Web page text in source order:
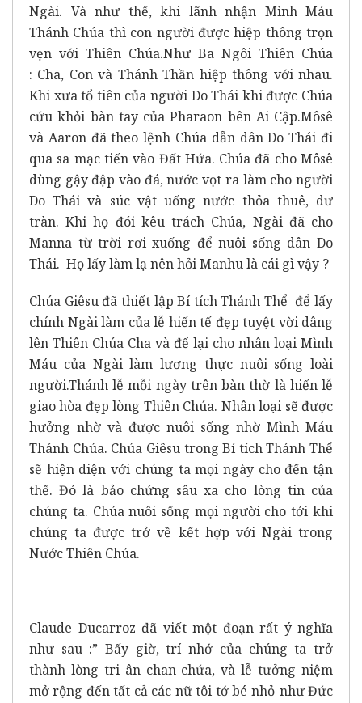
Ngài. Và như thế, khi lãnh nhận Mình Máu
Thánh Chúa thì con người được hiệp thông trọn
vẹn với Thiên Chúa.Như Ba Ngôi Thiên Chúa
: Cha, Con và Thánh Thần hiệp thông với nhau.
Khi xưa tổ tiên của người Do Thái khi được Chúa
cứu khỏi bàn tay của Pharaon bên Ai Cập.Môsê
và Aaron đã theo lệnh Chúa dẫn dân Do Thái đi
qua sa mạc tiến vào Đất Hứa. Chúa đã cho Môsê
dùng gậy đập vào đá, nước vọt ra làm cho người
Do Thái và súc vật uống nước thỏa thuê, dư
tràn. Khi họ đói kêu trách Chúa, Ngài đã cho
Manna từ trời rơi xuống để nuôi sống dân Do
Thái. Họ lấy làm lạ nên hỏi Manhu là cái gì vậy ?
Chúa Giêsu đã thiết lập Bí tích Thánh Thể để lấy
chính Ngài làm của lễ hiến tế đẹp tuyệt vời dâng
lên Thiên Chúa Cha và để lại cho nhân loại Mình
Máu của Ngài làm lương thực nuôi sống loài
người.Thánh lễ mỗi ngày trên bàn thờ là hiến lễ
giao hòa đẹp lòng Thiên Chúa. Nhân loại sẽ được
hưởng nhờ và được nuôi sống nhờ Mình Máu
Thánh Chúa. Chúa Giêsu trong Bí tích Thánh Thể
sẽ hiện diện với chúng ta mọi ngày cho đến tận
thế. Đó là bảo chứng sâu xa cho lòng tin của
chúng ta. Chúa nuôi sống mọi người cho tới khi
chúng ta được trở về kết hợp với Ngài trong
Nước Thiên Chúa.
Claude Ducarroz đã viết một đoạn rất ý nghĩa
như sau :” Bấy giờ, trí nhớ của chúng ta trở
thành lòng tri ân chan chứa, và lễ tưởng niệm
mở rộng đến tất cả các nữ tôi tớ bé nhỏ-như Đức